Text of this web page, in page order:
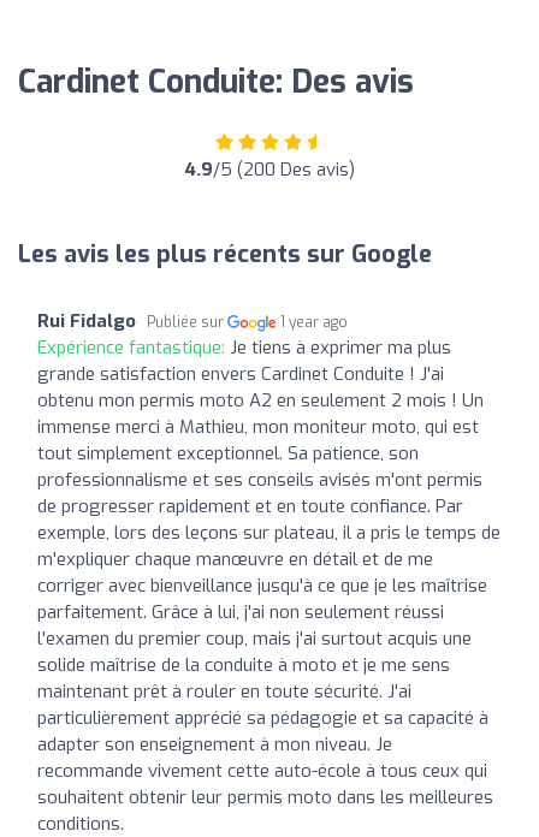
Cardinet Conduite: Des avis
4.9/5 (200 Des avis)
Les avis les plus récents sur Google
Rui Fidalgo Publiée sur 1 year ago
Expérience fantastique: Je tiens à exprimer ma plus
grande satisfaction envers Cardinet Conduite ! J'ai
obtenu mon permis moto A2 en seulement 2 mois ! Un
immense merci à Mathieu, mon moniteur moto, qui est
tout simplement exceptionnel. Sa patience, son
professionnalisme et ses conseils avisés m'ont permis
de progresser rapidement et en toute confiance. Par
exemple, lors des leçons sur plateau, il a pris le temps de
m'expliquer chaque manœuvre en détail et de me
corriger avec bienveillance jusqu'à ce que je les maîtrise
parfaitement. Grâce à lui, j'ai non seulement réussi
l'examen du premier coup, mais j'ai surtout acquis une
solide maîtrise de la conduite à moto et je me sens
maintenant prêt à rouler en toute sécurité. J'ai
particulièrement apprécié sa pédagogie et sa capacité à
adapter son enseignement à mon niveau. Je
recommande vivement cette auto-école à tous ceux qui
souhaitent obtenir leur permis moto dans les meilleures
conditions.